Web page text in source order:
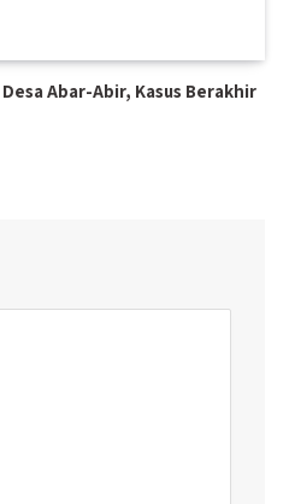
Abar-Abir, Kasus Berakhir